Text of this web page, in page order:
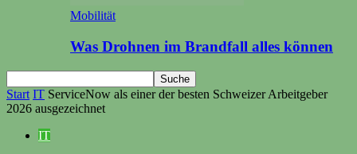
Mobilität
Was Drohnen im Brandfall alles können
Start IT ServiceNow als einer der besten Schweizer Arbeitgeber
2026 ausgezeichnet
IT